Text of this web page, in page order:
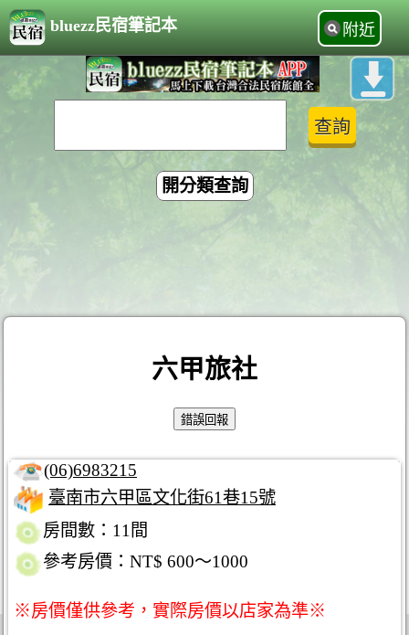
bluezz民宿筆記本 附近
開分類查詢
六甲旅社
(06)6983215
臺南市六甲區文化街61巷15號
房間數：11間
參考房價：NT$ 600～1000
※房價僅供參考，實際房價以店家為準※